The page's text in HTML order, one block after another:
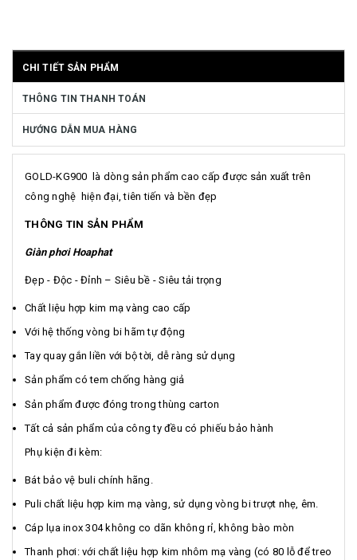
CHI TIẾT SẢN PHẨM
THÔNG TIN THANH TOÁN
HƯỚNG DẪN MUA HÀNG
GOLD-KG900 là dòng sản phẩm cao cấp được sản xuất trên
công nghệ hiện đại, tiên tiến và bền đẹp
THÔNG TIN SẢN PHẨM
Giàn phơi Hoaphat
Đẹp - Độc - Đỉnh – Siêu bề - Siêu tải trọng
Chất liệu hợp kim mạ vàng cao cấp
Với hệ thống vòng bi hãm tự động
Tay quay gắn liền với bộ tời, dễ ràng sử dụng
Sản phẩm có tem chống hàng giả
Sản phẩm được đóng trong thùng carton
Tất cả sản phẩm của công ty đều có phiếu bảo hành
Phụ kiện đi kèm:
Bát bảo vệ buli chính hãng.
Puli chất liệu hợp kim mạ vàng, sử dụng vòng bi trượt nhẹ, êm.
Cáp lụa inox 304 không co dãn không rỉ, không bào mòn
Thanh phơi: với chất liệu hợp kim nhôm mạ vàng (có 80 lỗ để treo